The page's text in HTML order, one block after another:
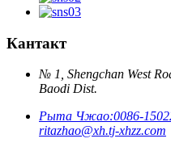
Кантакт
№ 1, Shengchan West
Baodi Dist.
Рыта Чжао:0086-
ritazhao@xh.tj-xhzz.com